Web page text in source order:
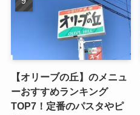
【オリーブの丘】のメニュ
ーおすすめランキング
TOP7！定番のパスタやピ